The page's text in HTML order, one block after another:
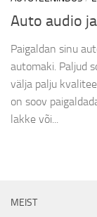
Auto audio
Paigaldan sinu
automaki. Paljud
välja palju
on soov
lakke või...
MEIST